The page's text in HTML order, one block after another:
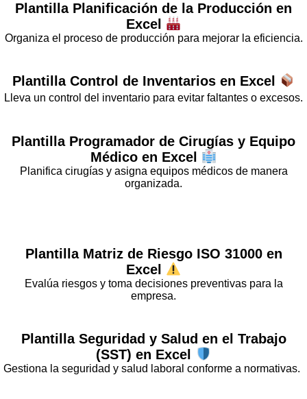
Plantilla Planificación de la Producción en
Excel
Organiza el proceso de producción para mejorar la eficiencia.
Plantilla Control de Inventarios en Excel
Lleva un control del inventario para evitar faltantes o excesos.
Plantilla Programador de Cirugías y Equipo
Médico en Excel
Planifica cirugías y asigna equipos médicos de manera
organizada.
Plantilla Matriz de Riesgo ISO 31000 en
Excel
Evalúa riesgos y toma decisiones preventivas para la
empresa.
Plantilla Seguridad y Salud en el Trabajo
(SST) en Excel
Gestiona la seguridad y salud laboral conforme a normativas.